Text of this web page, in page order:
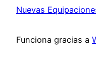
Nuevas
Funciona gracias a